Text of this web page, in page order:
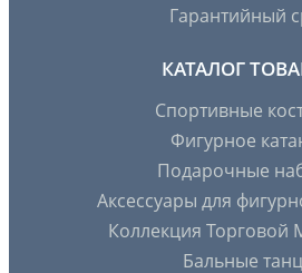
Гарантийный
КАТАЛОГ
Спортивные
Фигурное
Подарочные
Аксессуары для
Коллекция Торговой
Бальные